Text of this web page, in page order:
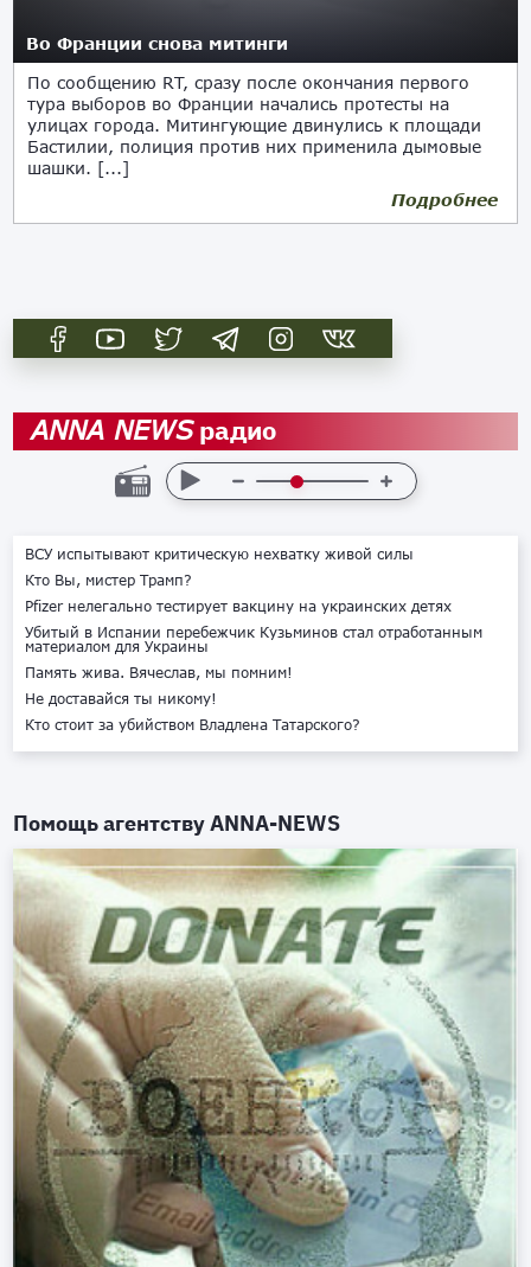
Во Франции снова митинги
По сообщению RT, сразу после окончания первого
тура выборов во Франции начались протесты на
улицах города. Митингующие двинулись к площади
Бастилии, полиция против них применила дымовые
шашки. [...]
Подробнее
ANNA NEWSрадио
ВСУ испытывают критическую нехватку живой силы
Кто Вы, мистер Трамп?
Pfizer нелегально тестирует вакцину на украинских детях
Убитый в Испании перебежчик Кузьминов стал отработанным
материалом для Украины
Память жива. Вячеслав, мы помним!
Не доставайся ты никому!
Кто стоит за убийством Владлена Татарского?
Помощь агентствуANNA-NEWS